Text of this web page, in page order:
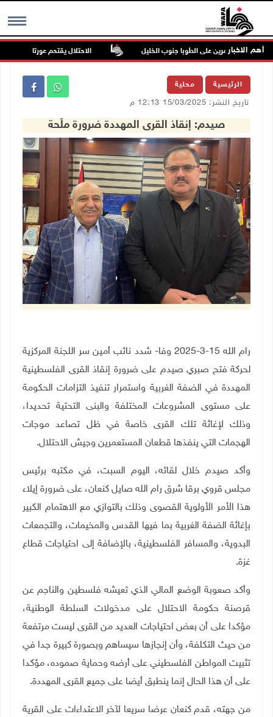
MENU أهم الاخبار
للمستعمرين على الطوبا جنوب الخليل الاحتلال يقتحم عورتا جنوب نابلس
الرئيسية محلية
تاريخ النشر: 15/03/2025 12:13 م
صيدم: إنقاذ القرى المهددة ضرورة ملّحة
رام الله 15-3-2025 وفا- شدد نائب أمين سر اللجنة المركزية
لحركة فتح صبري صيدم على ضرورة إنقاذ القرى الفلسطينية
المهددة في الضفة الغربية واستمرار تنفيذ التزامات الحكومة
على مستوى المشروعات المختلفة والبنى التحتية تحديدا،
وذلك لإغاثة تلك القرى خاصة في ظل تصاعد موجات
الهجمات التي ينفذها قطعان المستعمرين وجيش الاحتلال.
وأكد صيدم خلال لقائه، اليوم السبت، في مكتبه برئيس
مجلس قروي برقا شرق رام الله صايل كنعان، على ضرورة إيلاء
هذا الأمر الأولوية القصوى وذلك بالتوازي مع الاهتمام الكبير
بإغاثة الضفة الغربية بما فيها القدس والمخيمات، والتجمعات
البدوية، والمسافر الفلسطينية، بالإضافة إلى احتياجات قطاع
غزة.
وأكد صعوبة الوضع المالي الذي تعيشه فلسطين والناجم عن
قرصنة حكومة الاحتلال على مدخولات السلطة الوطنية،
مؤكدا على أن بعض احتياجات العديد من القرى ليست مرتفعة
من حيث التكلفة، وأن إنجازها سيساهم وبصورة كبيرة جدا في
تثبيت المواطن الفلسطيني على أرضه وحماية صموده، مؤكدا
على أن هذا الحال إنما ينطبق أيضا على جميع القرى المهددة.
من جهته، قدم كنعان عرضا سريعا لآخر الاعتداءات على القرية